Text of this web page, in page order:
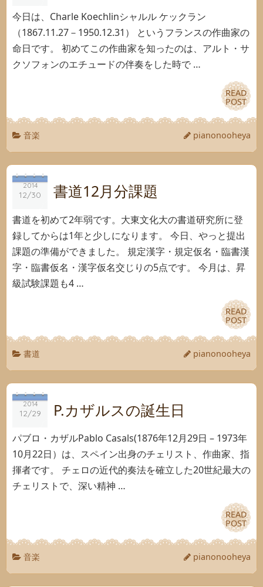
今日は、Charle Koechlinシャルル ケックラン
（1867.11.27－1950.12.31） というフランスの作曲家の
命日です。 初めてこの作曲家を知ったのは、アルト・サ
クソフォンのエチュードの伴奏をした時で …
READ
POST
READ
POST
音楽 pianonooheya
2014
12/30
2014
12/30 書道12月分課題
書道を初めて2年弱です。大東文化大の書道研究所に登
録してからは1年と少しになります。 今日、やっと提出
課題の準備ができました。 規定漢字・規定仮名・臨書漢
字・臨書仮名・漢字仮名交じりの5点です。 今月は、昇
級試験課題も4 …
READ
POST
READ
POST
書道 pianonooheya
2014
12/29
2014
12/29 P.カザルスの誕生日
パブロ・カザルPablo Casals(1876年12月29日 – 1973年
10月22日）は、スペイン出身のチェリスト、作曲家、指
揮者です。 チェロの近代的奏法を確立した20世紀最大の
チェリストで、深い精神 …
READ
POST
READ
POST
音楽 pianonooheya